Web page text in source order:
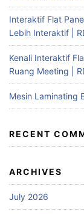
Interaktif Flat
Lebih Interaktif |
Kenali Interaktif
Ruang Meeting |
Mesin Laminating
RECENT
ARCHIVES
July 2026